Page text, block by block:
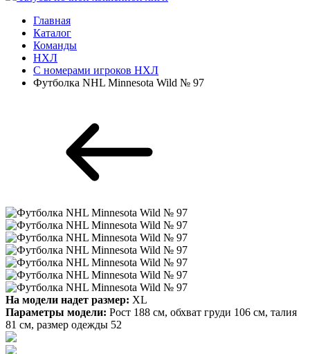
Главная
Каталог
Команды
НХЛ
С номерами игроков НХЛ
Футболка NHL Minnesota Wild № 97
На модели надет размер: XL
Параметры модели: Рост 188 см, обхват груди 106 см, талия
81 см, размер одежды 52